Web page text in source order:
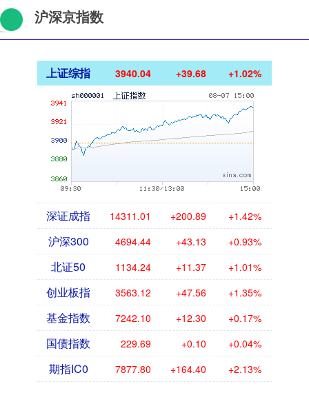
沪深京指数
上证综指 3940.04 +39.68 +1.02%
深证成指 14311.01 +200.89 +1.42%
沪深300 4694.44 +43.13 +0.93%
北证50 1134.24 +11.37 +1.01%
创业板指 3563.12 +47.56 +1.35%
基金指数 7242.10 +12.30 +0.17%
国债指数 229.69 +0.10 +0.04%
期指IC0 7877.80 +164.40 +2.13%